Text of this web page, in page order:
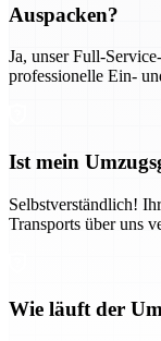
Auspacken?
Ja, unser Full-
professionelle Ein-
Ist mein
Selbstverständlich!
Transports über uns
Wie läuft der